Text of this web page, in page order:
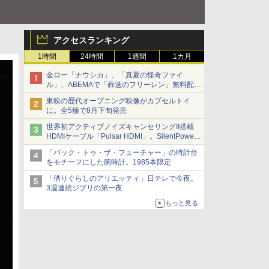
アクセスランキング
1時間 24時間 1週間 1カ月
金ロー「ナウシカ」、「真夏の怪奇ファイ
ル」、ABEMAで「葬送のフリーレン」無料配信
など。夏の特番・配信情報
東映の歴代オープニング映像がカプセルトイ
に。全5種で8月下旬発売
世界初アクティブノイズキャンセリングII搭載
HDMIケーブル「Pulsar HDMI」。SilentPower
から
「バック・トゥ・ザ・フューチャー」の時計台
をモチーフにした腕時計。1985本限定
「借りぐらしのアリエッティ」日テレで今夜。
3週連続ジブリの第一夜
もっと見る